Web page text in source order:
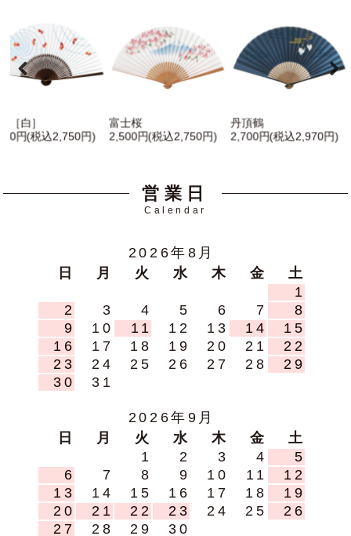
［白］
円(税込2,750円)
富士桜
2,500円(税込2,750円)
丹頂鶴
2,700円(税込2,970円)
営業日
Calendar
2026年8月
日
月 火 水 木 金
土
1
2
3 4 5 6 7
8
9
10 11 12 13 14
15
16
17 18 19 20 21
22
23
24 25 26 27 28
29
30
31
2026年9月
日
月 火 水 木 金
土
1
2 3 4
5
6
7 8 9 10 11
12
13
14 15 16 17 18
19
20
21 22 23 24 25
26
27
28 29 30